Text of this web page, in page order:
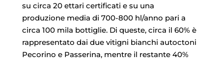
su circa 20 ettari certificati e su una
produzione media di 700-800 hl/anno pari a
circa 100 mila bottiglie. Di queste, circa il 60% è
rappresentato dai due vitigni bianchi autoctoni
Pecorino e Passerina, mentre il restante 40%